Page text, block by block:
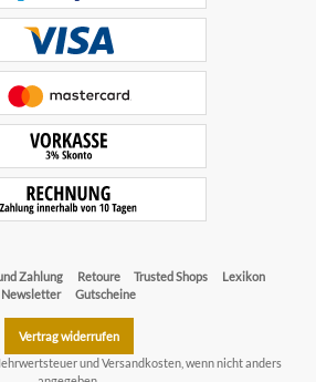
Zahlung Retoure Trusted Shops
Lexikon
Newsletter
Gutscheine
Vertrag widerrufen
undVersandkosten, wenn nicht anders